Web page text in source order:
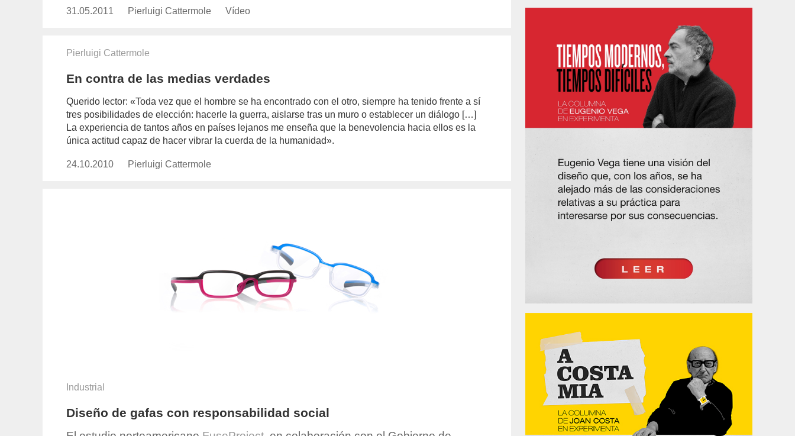
Publicado
31.05.2011
https://www.experimenta.es/author/pierluigi-
Pierluigi Cattermole Formato
Vídeo
Pierluigi Cattermole
En contra de las medias verdades
Querido lector: «Toda vez que el hombre se ha encontrado con el otro, siempre ha tenido frente a sí
tres posibilidades de elección: hacerle la guerra, aislarse tras un muro o establecer un diálogo […]
La experiencia de tantos años en países lejanos me enseña que la benevolencia hacia ellos es la
única actitud capaz de hacer vibrar la cuerda de la humanidad».
Publicado
24.10.2010
https://www.experimenta.es/author/pierluigi-
Pierluigi Cattermole
Industrial
Diseño de gafas con responsabilidad social